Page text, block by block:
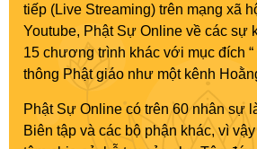
tiếp (Live Streaming) trên mạng xã
Youtube, Phật Sự Online về các sự
15 chương trình khác với mục đích
thông Phật giáo như một kênh
Phật Sự Online có trên 60 nhân sự
Biên tập và các bộ phận khác, vì